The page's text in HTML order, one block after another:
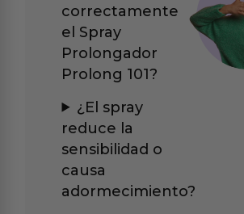
correctamente
el Spray
Prolongador
Prolong 101?
¿El spray
reduce la
sensibilidad o
causa
adormecimiento?